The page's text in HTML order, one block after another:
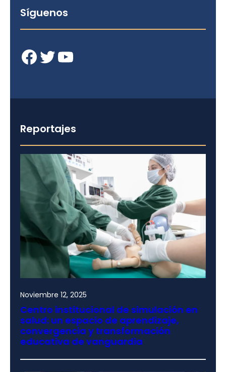
Síguenos
Facebook Twitter YouTube
Reportajes
Noviembre 12, 2025
Centro institucional de simulación en
salud: un espacio de aprendizaje,
convergencia y transformación
educativa de vanguardia